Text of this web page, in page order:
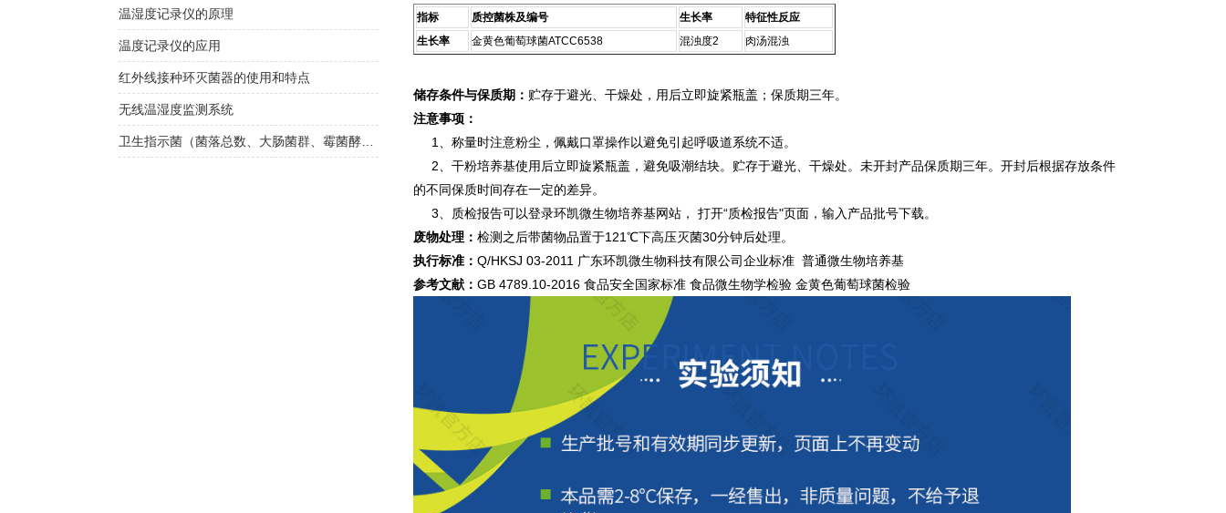
指标 质控菌株及编号 生长率
特征性反应
生长率
金黄色葡萄球菌ATCC6538 混浊度2 肉汤混浊
储存条件与保质期： 贮存于避光、干燥处，用后立即旋紧瓶盖；保质期三年。
注意事项：
1、称量时注意粉尘，佩戴口罩操作以避免引起呼吸道系统不适。
2、干粉培养基使用后立即旋紧瓶盖，避免吸潮结块。贮存于避光、干燥处。未开封产品保质期三年。开封后根据存放条件
的不同保质时间存在一定的差异。
3、质检报告可以登录环凯微生物培养基网站， 打开“质检报告"页面，输入产品批号下载。
废物处理： 检测之后带菌物品置于121℃下高压灭菌30分钟后处理。
执行标准： Q/HKSJ 03-2011 广东环凯微生物科技有限公司企业标准 普通微生物培养基
参考文献： GB 4789.10-2016 食品安全国家标准 食品微生物学检验 金黄色葡萄球菌检验
温湿度记录仪的原理
温度记录仪的应用
红外线接种环灭菌器的使用和特点
无线温湿度监测系统
卫生指示菌（菌落总数、大肠菌群、霉菌酵母总数）快检方案